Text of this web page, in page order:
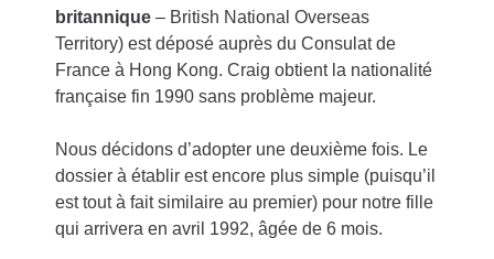
britannique – British National Overseas
Territory) est déposé auprès du Consulat de
France à Hong Kong. Craig obtient la nationalité
française fin 1990 sans problème majeur.
Nous décidons d’adopter une deuxième fois. Le
dossier à établir est encore plus simple (puisqu’il
est tout à fait similaire au premier) pour notre fille
qui arrivera en avril 1992, âgée de 6 mois.